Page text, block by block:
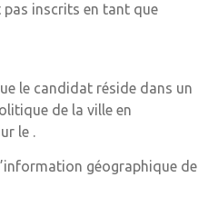
inscrits en tant que
le candidat réside dans un
de la ville en
le .
géographique de